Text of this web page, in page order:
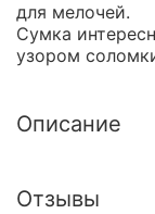
для мелочей.
Сумка
узором
Описание
Отзывы